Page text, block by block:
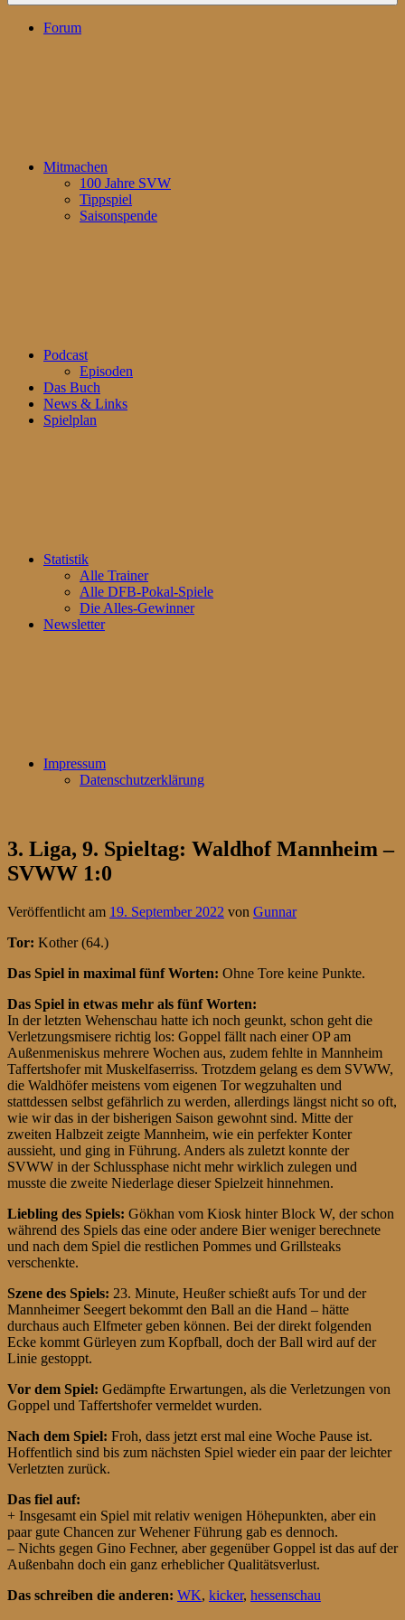
Forum
Mitmachen
100 Jahre SVW
Tippspiel
Saisonspende
Podcast
Episoden
Das Buch
News & Links
Spielplan
Statistik
Alle Trainer
Alle DFB-Pokal-Spiele
Die Alles-Gewinner
Newsletter
Impressum
Datenschutzerklärung
3. Liga, 9. Spieltag: Waldhof Mannheim –
SVWW 1:0
Veröffentlicht am 19. September 2022 von Gunnar
Tor: Kother (64.)
Das Spiel in maximal fünf Worten: Ohne Tore keine Punkte.
Das Spiel in etwas mehr als fünf Worten:
In der letzten Wehenschau hatte ich noch geunkt, schon geht die
Verletzungsmisere richtig los: Goppel fällt nach einer OP am
Außenmeniskus mehrere Wochen aus, zudem fehlte in Mannheim
Taffertshofer mit Muskelfaserriss. Trotzdem gelang es dem SVWW,
die Waldhöfer meistens vom eigenen Tor wegzuhalten und
stattdessen selbst gefährlich zu werden, allerdings längst nicht so oft,
wie wir das in der bisherigen Saison gewohnt sind. Mitte der
zweiten Halbzeit zeigte Mannheim, wie ein perfekter Konter
aussieht, und ging in Führung. Anders als zuletzt konnte der
SVWW in der Schlussphase nicht mehr wirklich zulegen und
musste die zweite Niederlage dieser Spielzeit hinnehmen.
Liebling des Spiels: Gökhan vom Kiosk hinter Block W, der schon
während des Spiels das eine oder andere Bier weniger berechnete
und nach dem Spiel die restlichen Pommes und Grillsteaks
verschenkte.
Szene des Spiels: 23. Minute, Heußer schießt aufs Tor und der
Mannheimer Seegert bekommt den Ball an die Hand – hätte
durchaus auch Elfmeter geben können. Bei der direkt folgenden
Ecke kommt Gürleyen zum Kopfball, doch der Ball wird auf der
Linie gestoppt.
Vor dem Spiel: Gedämpfte Erwartungen, als die Verletzungen von
Goppel und Taffertshofer vermeldet wurden.
Nach dem Spiel: Froh, dass jetzt erst mal eine Woche Pause ist.
Hoffentlich sind bis zum nächsten Spiel wieder ein paar der leichter
Verletzten zurück.
Das fiel auf:
+ Insgesamt ein Spiel mit relativ wenigen Höhepunkten, aber ein
paar gute Chancen zur Wehener Führung gab es dennoch.
– Nichts gegen Gino Fechner, aber gegenüber Goppel ist das auf der
Außenbahn doch ein ganz erheblicher Qualitätsverlust.
Das schreiben die anderen: WK, kicker, hessenschau